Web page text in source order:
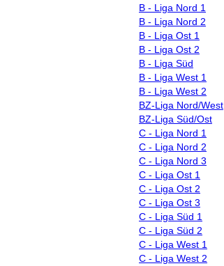
B - Liga Nord 1
B - Liga Nord 2
B - Liga Ost 1
B - Liga Ost 2
B - Liga Süd
B - Liga West 1
B - Liga West 2
BZ-Liga Nord/West
BZ-Liga Süd/Ost
C - Liga Nord 1
C - Liga Nord 2
C - Liga Nord 3
C - Liga Ost 1
C - Liga Ost 2
C - Liga Ost 3
C - Liga Süd 1
C - Liga Süd 2
C - Liga West 1
C - Liga West 2